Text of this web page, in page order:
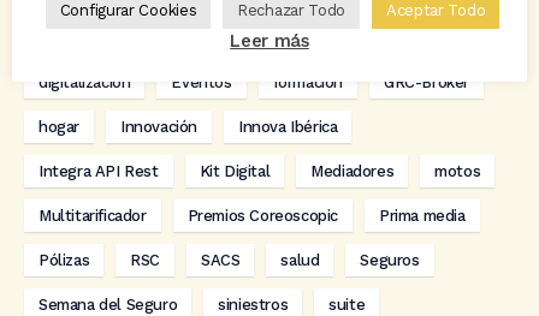
Coverize
digitalización Eventos formación GRC-Broker
hogar Innovación Innova Ibérica
Integra API Rest Kit Digital Mediadores motos
Multitarificador Premios Coreoscopic Prima media
Pólizas RSC SACS salud Seguros
Semana del Seguro siniestros suite
Configurar Cookies Rechazar Todo Aceptar Todo
Leer más